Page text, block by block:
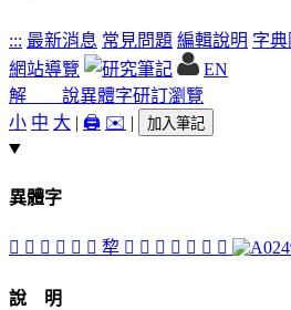
::: 最新消息 常見問題 編輯說明 字
網站導覽
EN
解 說異體字研訂瀏覽
小 中 大 | 🖨️ ✉️ | 加入筆記
異體字
󳤧 󳤩 󳤫 󳤬 𤙟 󳤥 犂 󳤤 󳤪 󳤨 𤛺 𤛿 󳤦 𥝫
說 明